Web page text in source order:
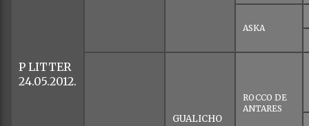
P LITTER
24.05.2012.
ASKA
GUALICHO
ROCCO DE
ANTARES